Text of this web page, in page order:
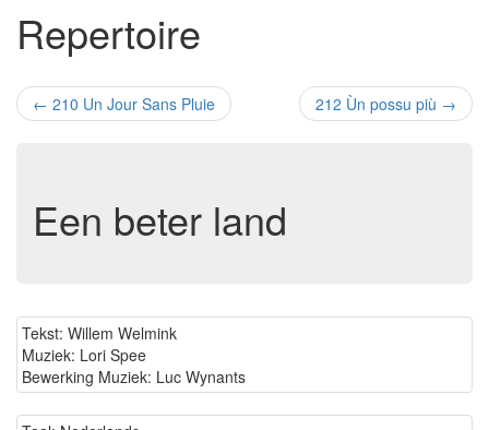
Repertoire
← 210 Un Jour Sans Pluie 212 Ùn possu più →
Een beter land
Tekst: Willem Welmink
Muziek: Lori Spee
Bewerking Muziek: Luc Wynants